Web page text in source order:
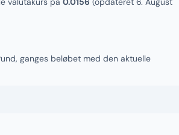
ganges beløbet med den aktuelle